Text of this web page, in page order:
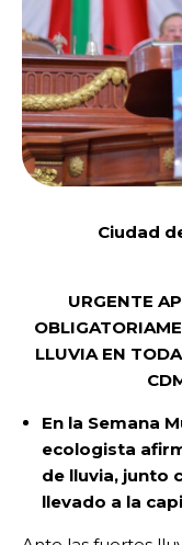
Ciudad
URGENTE
LLUVIA EN
En la Semana
ecologista
de lluvia, junto
llevado a la